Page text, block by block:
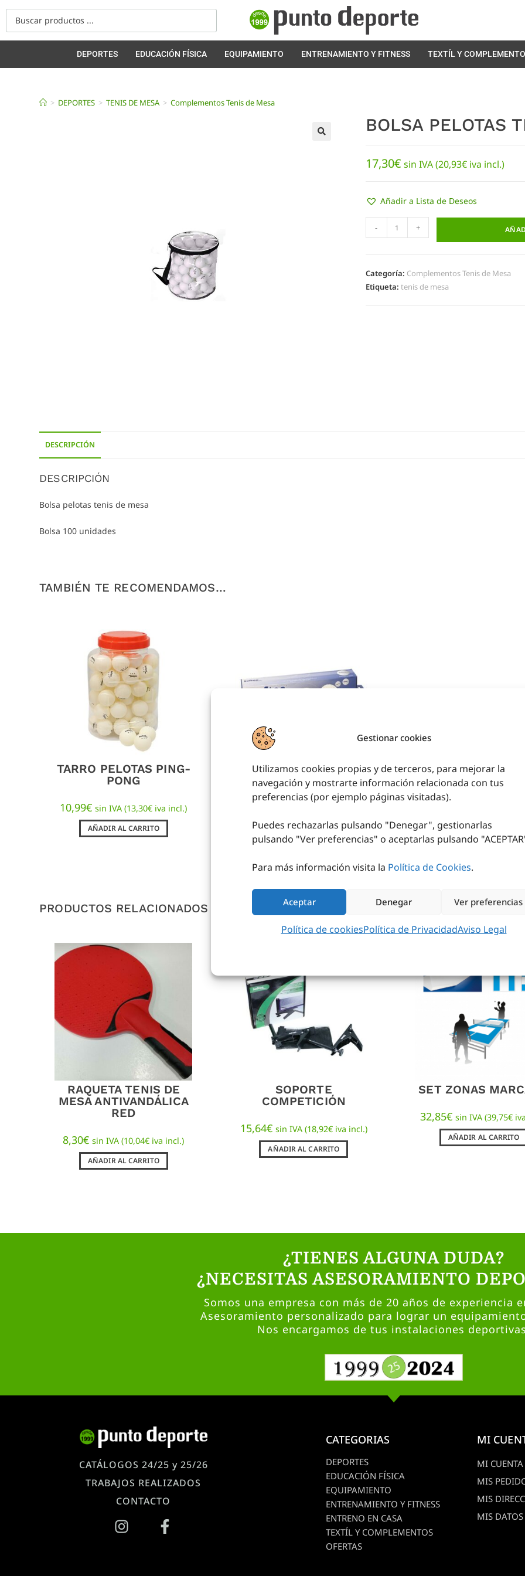
Gestionar cookies
Utilizamos cookies propias y de terceros, para mejorar la
navegación y mostrarte información relacionada con tus
preferencias (por ejemplo páginas visitadas).
Puedes rechazarlas pulsando "Denegar", gestionarlas
pulsando "Ver preferencias" o aceptarlas pulsando
Para más información visita la Política de Cookies.
Aceptar Denegar Ver preferencias
Política de cookiesPolítica de PrivacidadAviso Legal
DEPORTES EDUCACIÓN FÍSICA EQUIPAMIENTO ENTRENAMIENTO Y FITNESS TEXTÍL Y
> DEPORTES > TENIS DE MESA > Complementos Tenis de Mesa
BOLSA PELOTAS
17,30€ sin IVA (20,93€iva incl.)
Añadir a Lista de Deseos
- +
Categoría: Complementos Tenis de Mesa
Etiqueta: tenis de mesa
DESCRIPCIÓN
DESCRIPCIÓN
Bolsa pelotas tenis de mesa
Bolsa 100 unidades
TAMBIÉN TE RECOMENDAMOS…
TARRO PELOTAS PING-
PONG
10,99€ sin IVA (13,30€ iva incl.)
AÑADIR AL CARRITO
CAJA 6 PELOTAS
1,44€ sin IVA (1,74€iva incl.)
PRODUCTOS RELACIONADOS
RAQUETA TENIS DE
MESA ANTIVANDÁLICA
RED
8,30€ sin IVA (10,04€ iva incl.)
AÑADIR AL CARRITO
SOPORTE
COMPETICIÓN
15,64€ sin IVA (18,92€iva incl.)
AÑADIR AL CARRITO
SET ZONAS
32,85€ sin IVA (39,75€
AÑADIR AL CARRITO
¿TIENES ALGUNA DUDA?
¿NECESITAS ASESORAMIENTO
Somos una empresa con más de 20 años de experiencia
Asesoramiento personalizado para lograr un
Nos encargamos de tus instalaciones
CATÁLOGOS 24/25 y 25/26
TRABAJOS REALIZADOS
CONTACTO
CATEGORIAS
DEPORTES
EDUCACIÓN FÍSICA
EQUIPAMIENTO
ENTRENAMIENTO Y FITNESS
ENTRENO EN CASA
TEXTÍL Y COMPLEMENTOS
OFERTAS
MI
MI CUENTA
MIS
MIS
MIS DATOS